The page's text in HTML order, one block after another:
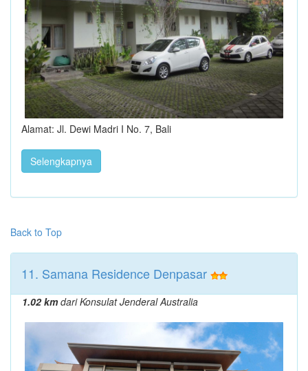
Alamat: Jl. Dewi Madri I No. 7, Bali
Selengkapnya
Back to Top
11. Samana Residence Denpasar
1.02 kmdari Konsulat Jenderal Australia